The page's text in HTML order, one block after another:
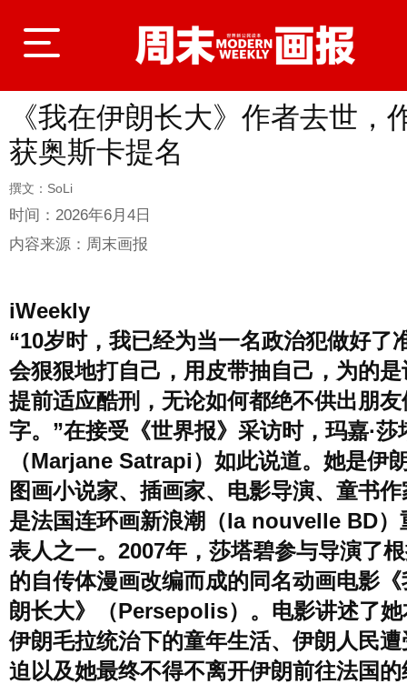
登录
首页
商业
风尚 美容 时尚 明星
生活 文化 美食 旅游
周末 城市 玩物
短片 时事 潮流 艺术
《我在伊朗长大》作者去世，
获奥斯卡提名
撰文：SoLi
时间： 2026年6月4日
内容来源： 周末画报
iWeekly
“10岁时，我已经为当一名政治犯做好了
会狠狠地打自己，用皮带抽自己，为的
提前适应酷刑，无论如何都绝不供出朋
字。”在接受《世界报》采访时，玛嘉·莎
（Marjane Satrapi）如此说道。她是伊
图画小说家、插画家、电影导演、童书
是法国连环画新浪潮（la nouvelle BD）
表人之一。2007年，莎塔碧参与导演了
的自传体漫画改编而成的同名动画电影
朗长大》（Persepolis）。电影讲述了
伊朗毛拉统治下的童年生活、伊朗人民
迫以及她最终不得不离开伊朗前往法国的